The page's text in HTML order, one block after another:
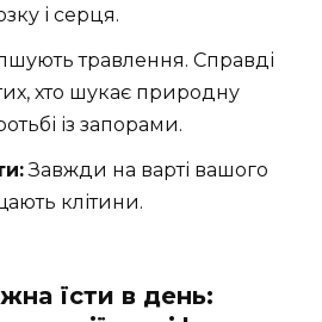
і серця.
травлення. Справді
хто шукає природну
із запорами.
Завжди на варті вашого
клітини.
їсти в день: